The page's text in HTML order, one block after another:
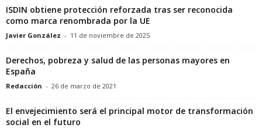
ISDIN obtiene protección reforzada tras ser reconocida
como marca renombrada por la UE
Javier González - 11 de noviembre de 2025
Derechos, pobreza y salud de las personas mayores en
España
Redacción - 26 de marzo de 2021
El envejecimiento será el principal motor de transformación
social en el futuro